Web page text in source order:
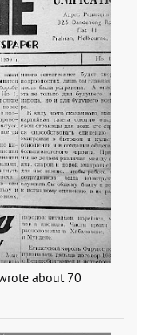
about 70